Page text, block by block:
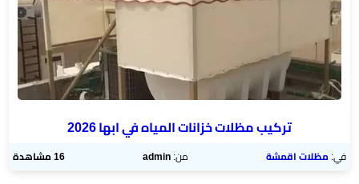
تركيب مظلات خزانات المياه في ابها 2026
في:مظلات اقمشة من:admin 16 مشاهدة